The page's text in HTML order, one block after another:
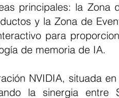
principales: la Zona
y la Zona de
para
de memoria de IA.
NVIDIA, situada
la sinergia